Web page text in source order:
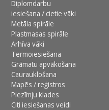
Diplomdarbu
iesiešana / cietie vāki
Metāla spirāle
Plastmasas spirāle
Arhīva vāki
Termoiesiešana
Grāmatu apvākošana
Caurauklošana
Mapēs / reģistros
Piezīmju klades
Citi iesiešanas veidi